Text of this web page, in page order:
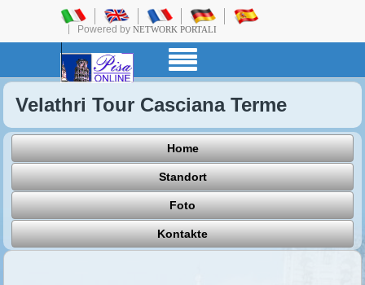
Powered by NETWORK PORTALI
Velathri Tour Casciana Terme
Home
Standort
Foto
Kontakte